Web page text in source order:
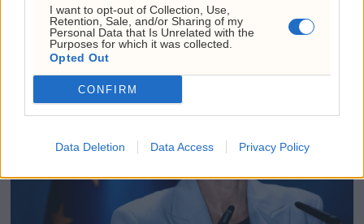
I want to opt-out of Collection, Use,
Retention, Sale, and/or Sharing of my
Personal Data that Is Unrelated with the
Purposes for which it was collected.
Opted Out
CONFIRM
Data Deletion Data Access Privacy Policy